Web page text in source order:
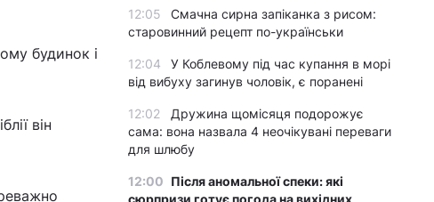
будинок і
він
12:05
Смачна сирна запіканка з рисом:
старовинний рецепт по-українськи
12:04
У Коблевому під час купання в морі
від вибуху загинув чоловік, є поранені
12:02
Дружина щомісяця подорожує
сама: вона назвала 4 неочікувані переваги
для шлюбу
12:00 Після аномальної спеки: які
сюрпризи готує погода на вихідних